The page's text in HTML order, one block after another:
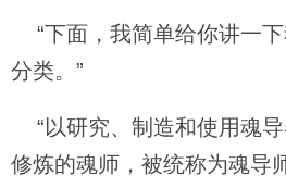
“下面，我简单给你讲一
分类。”
“以研究、制造和使用魂
修炼的魂师，被统称为魂导